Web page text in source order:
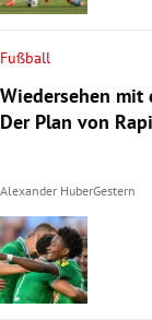
Fußball
Wiedersehen mit
Der Plan von
Alexander HuberGestern